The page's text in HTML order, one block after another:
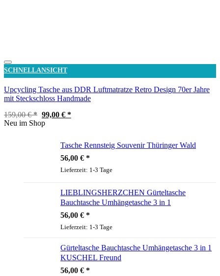
Auf die Wunschliste
SCHNELLANSICHT
Upcycling Tasche aus DDR Luftmatratze Retro Design 70er Jahre
mit Steckschloss Handmade
159,00€
Ursprünglicher
Preis
war:
99,00 €
Aktueller
Neu im Shop
Tasche Rennsteig Souvenir Thüringer Wald
56,00 €
Lieferzeit: 1-3 Tage
LIEBLINGSHERZCHEN Gürteltasche
Bauchtasche Umhängetasche 3 in 1
56,00 €
Lieferzeit: 1-3 Tage
Gürteltasche Bauchtasche Umhängetasche 3 in 1
KUSCHEL Freund
56,00 €